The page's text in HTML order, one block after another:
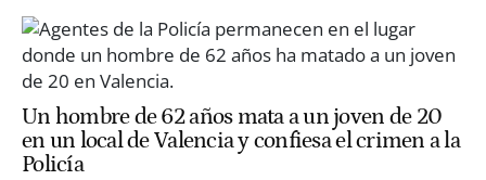
Un hombre de 62 años mata a un joven de 20
en un local de Valencia y confiesa el crimen a la
Policía